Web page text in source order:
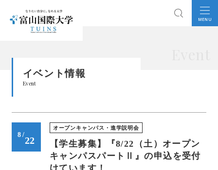
MENU
イベント情報
Event
8 /
22
オープンキャンパス・進学説明会
【学生募集】『8/22（土）オープン
キャンパスパートⅡ』の申込を受付
けています！